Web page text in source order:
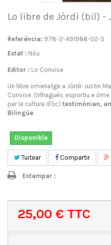
Lo libre de Jòrdi (bil)
Referéncia: 978-2-491986-02-5
Estat : Nòu
Editor : Lo Convise
Un libre omenatge a Jòrdi-Justin
Convise, Orlhagués, esportiu e òme
per la cultura d'òc) testimònian,
Bilingüe.
Disponible
Tuitear Compartir
Estampar :
25,00 € TTC